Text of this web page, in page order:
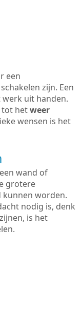
een
zijn. Een
uit handen.
tot hetweer
wensen is het
wand of
grotere
kunnen worden.
nodig is, denk
is het